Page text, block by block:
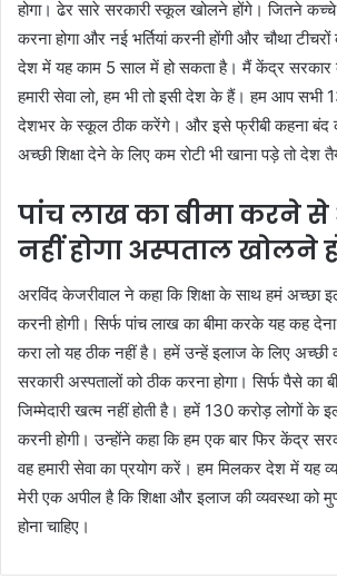
होगा। ढेर सारे सरकारी स्कूल खोलने होंगे। जितने
करना होगा और नई भर्तियां करनी होंगी और चौथा
देश में यह काम 5 साल में हो सकता है। मैं केंद्र
हमारी सेवा लो, हम भी तो इसी देश के हैं। हम आप सभी
देशभर के स्कूल ठीक करेंगे। और इसे फ्रीबी कहना बंद
अच्छी शिक्षा देने के लिए कम रोटी भी खाना पड़े तो देश
पांच लाख का बीमा करने से
नहीं होगा अस्पताल खोलने
अरविंद केजरीवाल ने कहा कि शिक्षा के साथ हमं अच्छा
करनी होगी। सिर्फ पांच लाख का बीमा करके यह कह
करा लो यह ठीक नहीं है। हमें उन्हें इलाज के लिए अच्छी
सरकारी अस्पतालों को ठीक करना होगा। सिर्फ पैसे का
जिम्मेदारी खत्म नहीं होती है। हमें 130 करोड़ लोगों के
करनी होगी। उन्होंने कहा कि हम एक बार फिर केंद्र
वह हमारी सेवा का प्रयोग करें। हम मिलकर देश में यह
मेरी एक अपील है कि शिक्षा और इलाज की व्यवस्था को
होना चाहिए।